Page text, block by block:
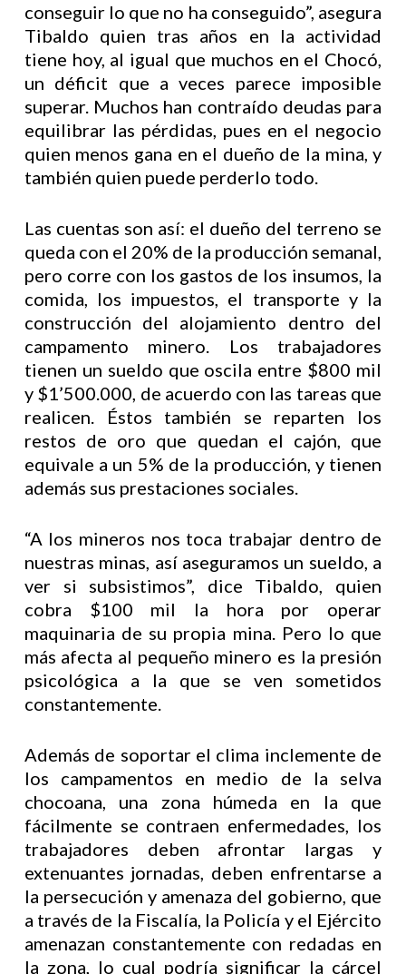
conseguir lo que no ha conseguido”, asegura
Tibaldo quien tras años en la actividad
tiene hoy, al igual que muchos en el Chocó,
un déficit que a veces parece imposible
superar. Muchos han contraído deudas para
equilibrar las pérdidas, pues en el negocio
quien menos gana en el dueño de la mina, y
también quien puede perderlo todo.
Las cuentas son así: el dueño del terreno se
queda con el 20% de la producción semanal,
pero corre con los gastos de los insumos, la
comida, los impuestos, el transporte y la
construcción del alojamiento dentro del
campamento minero. Los trabajadores
tienen un sueldo que oscila entre $800 mil
y $1’500.000, de acuerdo con las tareas que
realicen. Éstos también se reparten los
restos de oro que quedan el cajón, que
equivale a un 5% de la producción, y tienen
además sus prestaciones sociales.
“A los mineros nos toca trabajar dentro de
nuestras minas, así aseguramos un sueldo, a
ver si subsistimos”, dice Tibaldo, quien
cobra $100 mil la hora por operar
maquinaria de su propia mina. Pero lo que
más afecta al pequeño minero es la presión
psicológica a la que se ven sometidos
constantemente.
Además de soportar el clima inclemente de
los campamentos en medio de la selva
chocoana, una zona húmeda en la que
fácilmente se contraen enfermedades, los
trabajadores deben afrontar largas y
extenuantes jornadas, deben enfrentarse a
la persecución y amenaza del gobierno, que
a través de la Fiscalía, la Policía y el Ejército
amenazan constantemente con redadas en
la zona, lo cual podría significar la cárcel